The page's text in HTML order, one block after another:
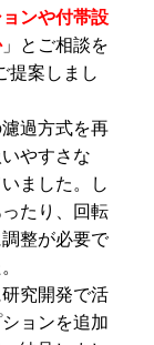
ンや付帯設
」とご相談を
提案しまし
過方式を再
やすさな
ました。し
たり、回転
整が必要で
究開発で活
ョンを追加